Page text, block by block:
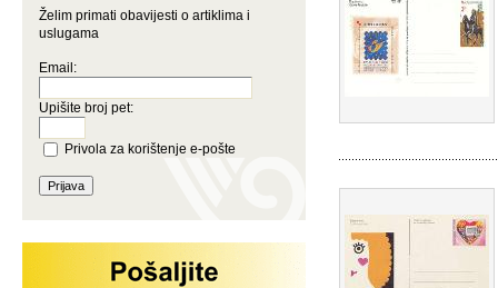
Želim primati obavijesti o artiklima i
uslugama
Email:
Upišite broj pet:
Privola za korištenje e-pošte